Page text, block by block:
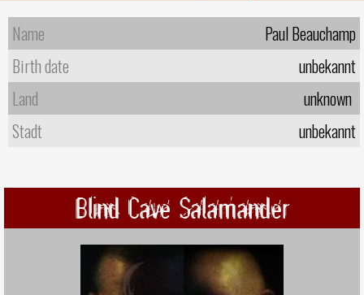
Name
Paul Beauchamp
Birth date
unbekannt
Land
unknown
Stadt
unbekannt
Blind Cave Salamander